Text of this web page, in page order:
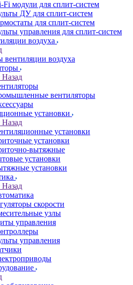
Fi модули для сплит-систем
ДУ для сплит-систем
для сплит-систем
управления для сплит-систем
воздуха
вентиляции воздуха
Назад
вентиляторы
установки
Назад
установки
установки
вытяжные
установки
установки
Назад
скорости
узлы
управления
управления